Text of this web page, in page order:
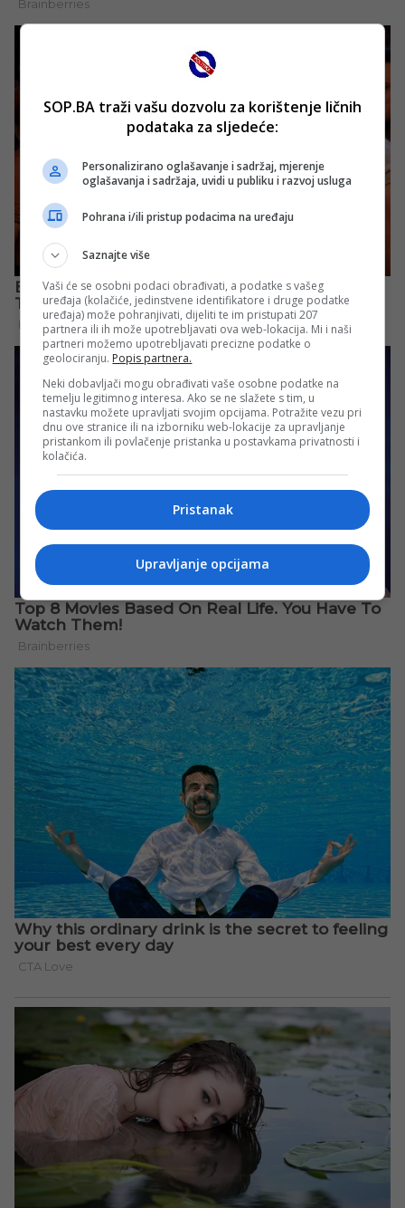
SOP.BA traži vašu dozvolu za korištenje ličnih
podataka za sljedeće:
Personalizirano oglašavanje i sadržaj, mjerenje
oglašavanja i sadržaja, uvidi u publiku i razvoj usluga
Pohrana i/ili pristup podacima na uređaju
Saznajte više
Vaši će se osobni podaci obrađivati, a podatke s vašeg
uređaja (kolačiće, jedinstvene identifikatore i druge podatke
uređaja) može pohranjivati, dijeliti te im pristupati 207
partnera ili ih može upotrebljavati ova web-lokacija. Mi i naši
partneri možemo upotrebljavati precizne podatke o
geolociranju. Popis partnera.
Neki dobavljači mogu obrađivati vaše osobne podatke na
temelju legitimnog interesa. Ako se ne slažete s tim, u
nastavku možete upravljati svojim opcijama. Potražite vezu pri
dnu ove stranice ili na izborniku web-lokacije za upravljanje
pristankom ili povlačenje pristanka u postavkama privatnosti i
kolačića.
Pristanak
Upravljanje opcijama